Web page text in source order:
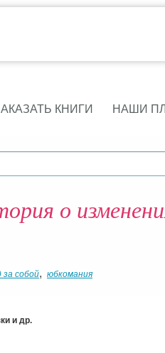
КНИГИ НАШИ
о
за собой, юбкомания
и др.